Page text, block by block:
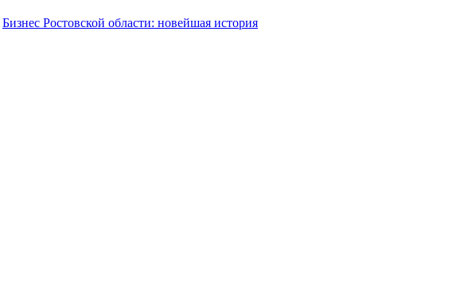
Бизнес Ростовской области: новейшая история